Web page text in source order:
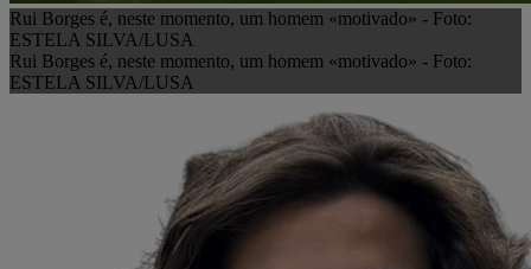
Rui Borges é, neste momento, um homem «motivado» - Foto:
ESTELA SILVA/LUSA
Rui Borges é, neste momento, um homem «motivado» - Foto:
ESTELA SILVA/LUSA